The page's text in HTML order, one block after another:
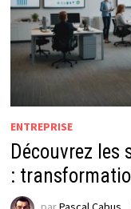
ENTREPRISE
Découvrez les
: